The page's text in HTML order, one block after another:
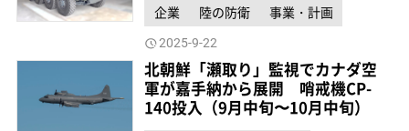
企業 陸の防衛 事業・計画
2025-9-22
北朝鮮「瀬取り」監視でカナダ空
軍が嘉手納から展開 哨戒機CP-
140投入（9月中旬〜10月中旬）